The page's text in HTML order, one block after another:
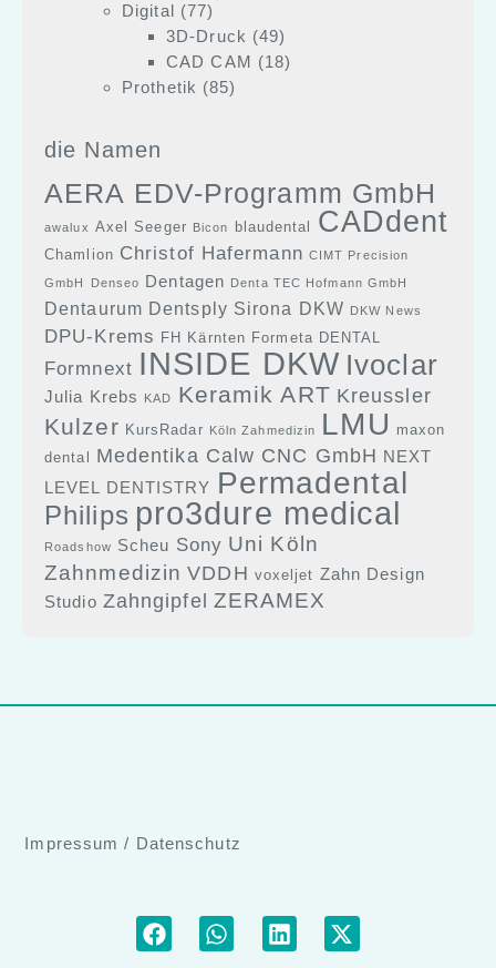
Digital (77)
3D-Druck (49)
CAD CAM (18)
Prothetik (85)
die Namen
AERA EDV-Programm GmbH
awalux Axel Seeger Bicon blaudental CADdent
Chamlion Christof Hafermann CIMT Precision
GmbH Denseo Dentagen Denta TEC Hofmann GmbH
Dentaurum Dentsply Sirona DKW DKW News
DPU-Krems FH Kärnten Formeta DENTAL
Formnext INSIDE DKW Ivoclar
Julia Krebs KAD Keramik ART Kreussler
Kulzer KursRadar Köln Zahmedizin LMU maxon
dental
Medentika Calw CNC GmbH NEXT
LEVEL DENTISTRY Permadental
Philips pro3dure medical
Roadshow Scheu Sony Uni Köln
Zahnmedizin VDDH voxeljet Zahn Design
Studio Zahngipfel ZERAMEX
Impressum / Datenschutz